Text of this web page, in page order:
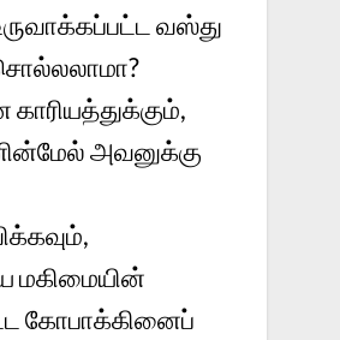
வஸ்து
அவனுக்கு
மகிமையின்
கோபாக்கினைப்